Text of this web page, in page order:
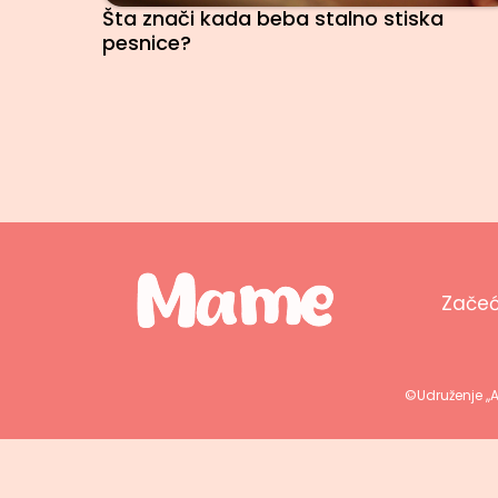
Šta znači kada beba stalno stiska
pesnice?
©Udruženje